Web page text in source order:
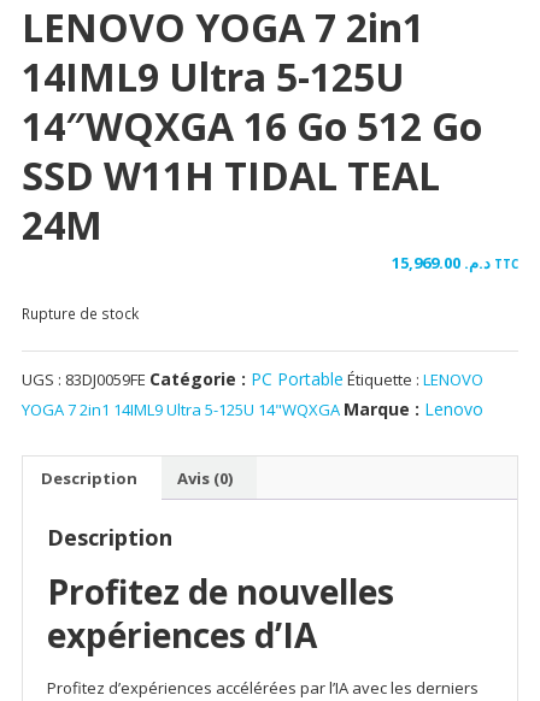
LENOVO YOGA 7 2in1
14IML9 Ultra 5-125U
14″WQXGA 16 Go 512 Go
SSD W11H TIDAL TEAL
24M
د.م. TTC
Rupture de stock
UGS : 83DJ0059FE Catégorie : PC Portable Étiquette : LENOVO
YOGA 7 2in1 14IML9 Ultra 5-125U 14"WQXGA Marque : Lenovo
Description Avis (0)
Description
Profitez de nouvelles
expériences d’IA
Profitez d’expériences accélérées par l’IA avec les derniers